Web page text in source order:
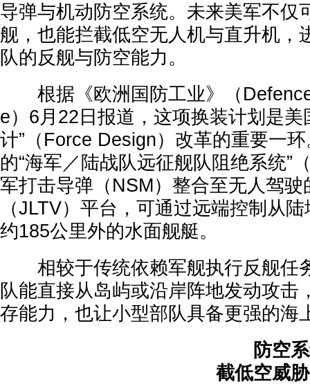
导弹与机动防空系统。未来美军不仅
舰，也能拦截低空无人机与直升机，
队的反舰与防空能力。
根据《欧洲国防工业》（
e）6月22日报道，这项换装计划是美
计”（Force Design）改革的重要一
的“海军／陆战队远征舰队阻绝系统”
军打击导弹（NSM）整合至无人驾
（JLTV）平台，可通过远端控制从
约185公里外的水面舰艇。
相较于传统依赖军舰执行反舰任
队能直接从岛屿或沿岸阵地发动攻击
存能力，也让小型部队具备更强的海
防空
截低空威胁